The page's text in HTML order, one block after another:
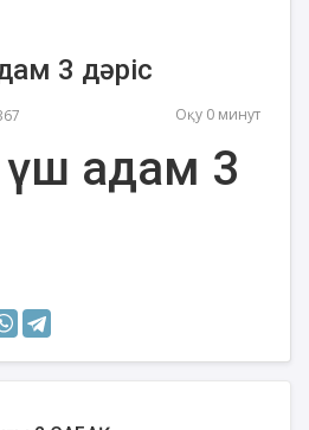
3 дәріс
Оқу 0 минут
үш адам 3